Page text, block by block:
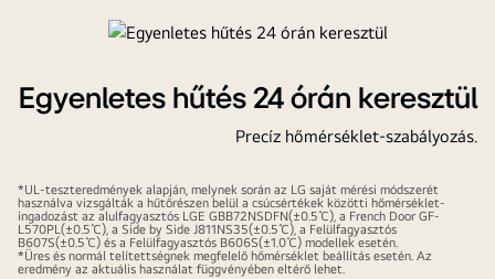
Egyenletes hűtés 24 órán keresztül
Precíz hőmérséklet-szabályozás.
*UL-teszteredmények alapján, melynek során az LG saját mérési módszerét
használva vizsgálták a hűtőrészen belül a csúcsértékek közötti hőmérséklet-
ingadozást az alulfagyasztós LGE GBB72NSDFN(±0.5℃), a French Door GF-
L570PL(±0.5℃), a Side by Side J811NS35(±0.5℃), a Felülfagyasztós
B607S(±0.5℃) és a Felülfagyasztós B606S(±1.0℃) modellek esetén.
*Üres és normál telítettségnek megfelelő hőmérséklet beállítás esetén. Az
eredmény az aktuális használat függvényében eltérő lehet.